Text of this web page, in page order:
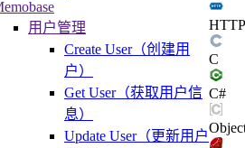
用户管理
Create User（创建用
户）
Get User（获取用户信
息）
Update User（更新用户
HTTP
C
C#